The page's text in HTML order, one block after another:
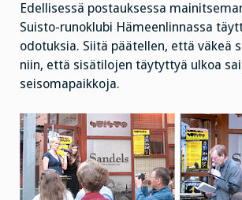
Edellisessä postauksessa
Suisto-runoklubi Hämeenlinnassa
odotuksia. Siitä päätellen, että väkeä
niin, että sisätilojen täytyttyä ulkoa
seisomapaikkoja.